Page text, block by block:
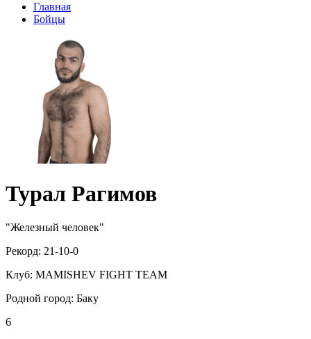
Главная
Бойцы
Турал Рагимов
"Железный человек"
Рекорд: 21-10-0
Клуб: MAMISHEV FIGHT TEAM
Родной город: Баку
6